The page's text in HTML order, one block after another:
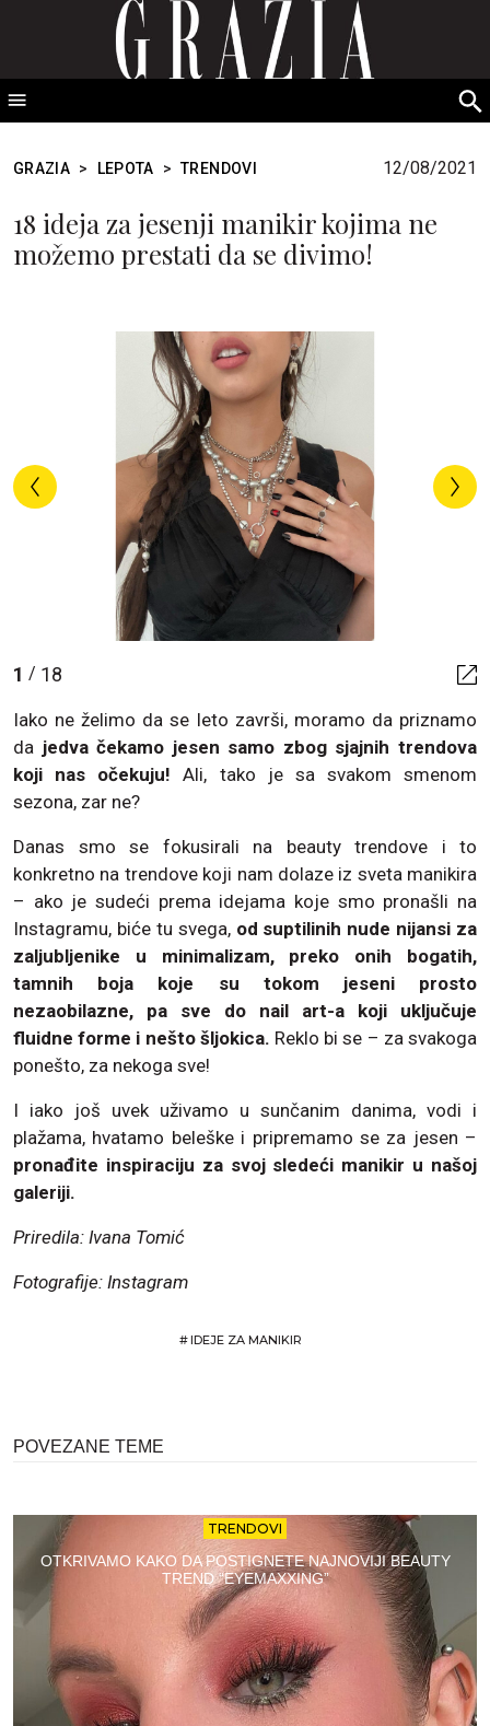
GRAZIA Srbija
GRAZIA > LEPOTA > TRENDOVI 12/08/2021
18 ideja za jesenji manikir kojima ne
možemo prestati da se divimo!
1 / 18
Iako ne želimo da se leto završi, moramo da priznamo
da jedva čekamo jesen samo zbog sjajnih trendova
koji nas očekuju!Ali, tako je sa svakom smenom
sezona, zar ne?
Danas smo se fokusirali na beauty trendove i to
konkretno na trendove koji nam dolaze iz sveta manikira
– ako je sudeći prema idejama koje smo pronašli na
Instagramu, biće tu svega, od suptilinih nude nijansi za
zaljubljenike u minimalizam, preko onih bogatih,
tamnih boja koje su tokom jeseni prosto
nezaobilazne, pa sve do nail art-a koji uključuje
fluidne forme i nešto šljokica. Reklo bi se – za svakoga
ponešto, za nekoga sve!
I iako još uvek uživamo u sunčanim danima, vodi i
plažama, hvatamo beleške i pripremamo se za jesen –
pronađite inspiraciju za svoj sledeći manikir u našoj
galeriji.
Priredila: Ivana Tomić
Fotografije: Instagram
#IDEJE ZA MANIKIR
POVEZANE TEME
TRENDOVI
OTKRIVAMO KAKO DA POSTIGNETE NAJNOVIJI BEAUTY
TREND “EYEMAXXING”